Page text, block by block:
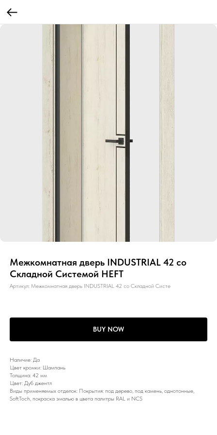
Межкомнатная дверь INDUSTRIAL 42 со
Складной Системой HEFT
Артикул: Межкомнатная дверь INDUSTRIAL 42 со Складной Систе
BUY NOW
Наличие: Да
Цвет кромки: Шампань
Толщина: 42 мм
Цвет: Дуб джентл
Виды применяемых отделок: Покрытия: под дерево, под камень, однотонные,
SoftToch, покраска эмалью в цвета палитры RAL и NCS